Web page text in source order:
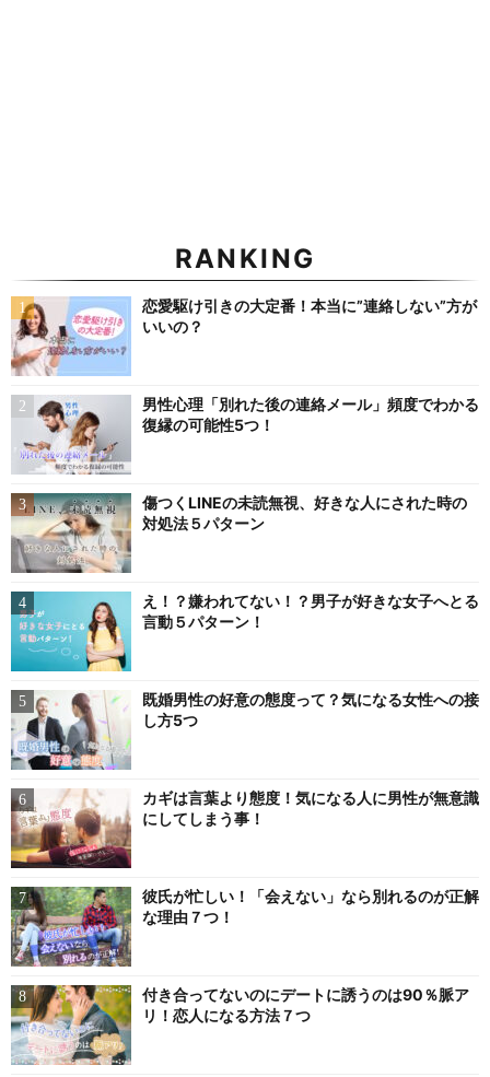
RANKING
恋愛駆け引きの大定番！本当に”連絡しない”方が
いいの？
男性心理「別れた後の連絡メール」頻度でわかる
復縁の可能性5つ！
傷つくLINEの未読無視、好きな人にされた時の
対処法５パターン
え！？嫌われてない！？男子が好きな女子へとる
言動５パターン！
既婚男性の好意の態度って？気になる女性への接
し方5つ
カギは言葉より態度！気になる人に男性が無意識
にしてしまう事！
彼氏が忙しい！「会えない」なら別れるのが正解
な理由７つ！
付き合ってないのにデートに誘うのは90％脈ア
リ！恋人になる方法７つ